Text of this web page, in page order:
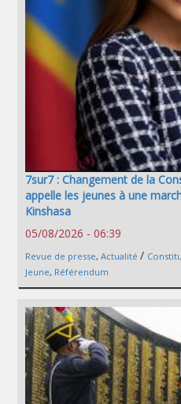
7sur7 : Changement de la
appelle les jeunes à une
Kinshasa
05/08/2026 - 06:39
Revue de presse, Actualité /
Jeune, Référendum